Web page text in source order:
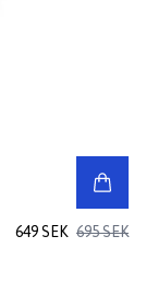
649 SEK 695 SEK